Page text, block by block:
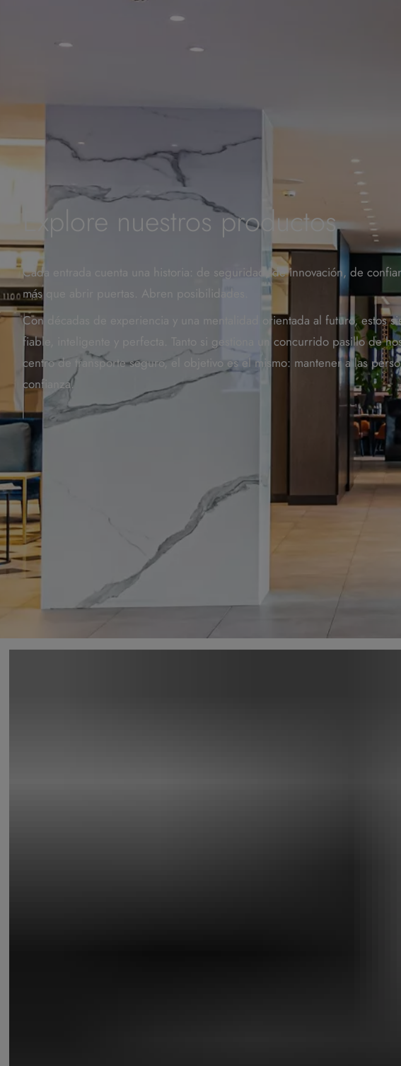
Explore nuestros productos
Cada entrada cuenta una historia: de seguridad, de innovación, de
más que abrir puertas. Abren posibilidades.
Con décadas de experiencia y una mentalidad orientada al futuro, estos
fiable, inteligente y perfecta. Tanto si gestiona un concurrido pasillo de
centro de transporte seguro, el objetivo es el mismo: mantener a las
confianza.